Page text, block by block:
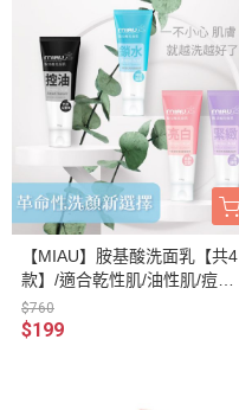
【MIAU】胺基酸洗面乳【共4
款】/適合乾性肌/油性肌/痘痘
肌/混合肌/敏感肌/專為亞洲人
研發的胺基酸洗面乳/控油/緊
$760
$199